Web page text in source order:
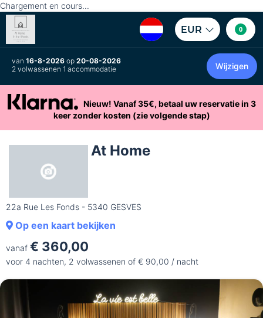
Chargement en cours...
EUR 0
van 16-8-2026 op 20-08-2026
2 volwassenen 1 accommodatie
Wijzigen
Nieuw! Vanaf 35€, betaal uw reservatie in 3
keer zonder kosten (zie volgende stap)
At Home
22a Rue Les Fonds - 5340 GESVES
Op een kaart bekijken
vanaf € 360,00
voor 4 nachten, 2 volwassenen of € 90,00 / nacht